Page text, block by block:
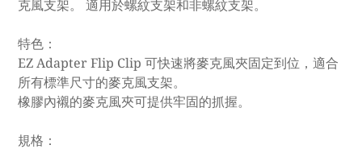
克風支架。 適用於螺紋支架和非螺紋支架。
特色：
EZ Adapter Flip Clip 可快速將麥克風夾固定到位，適合
所有標準尺寸的麥克風支架。
橡膠內襯的麥克風夾可提供牢固的抓握。
規格：